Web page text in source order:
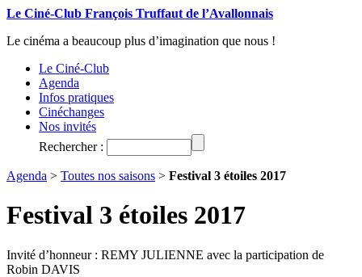
Le Ciné-Club François Truffaut de l’Avallonnais
Le cinéma a beaucoup plus d’imagination que nous !
Le Ciné-Club
Agenda
Infos pratiques
Cinéchanges
Nos invités
Rechercher :
Agenda > Toutes nos saisons > Festival 3 étoiles 2017
Festival 3 étoiles 2017
Invité d’honneur : REMY JULIENNE avec la participation de
Robin DAVIS